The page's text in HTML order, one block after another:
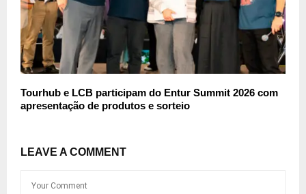
Tourhub e LCB participam do Entur Summit 2026 com
apresentação de produtos e sorteio
LEAVE A COMMENT